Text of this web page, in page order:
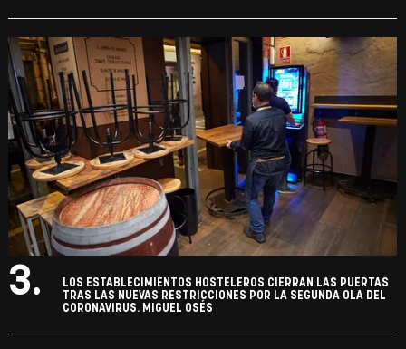
3.
LOS ESTABLECIMIENTOS HOSTELEROS CIERRAN LAS PUERTAS
TRAS LAS NUEVAS RESTRICCIONES POR LA SEGUNDA OLA DEL
CORONAVIRUS. MIGUEL OSÉS